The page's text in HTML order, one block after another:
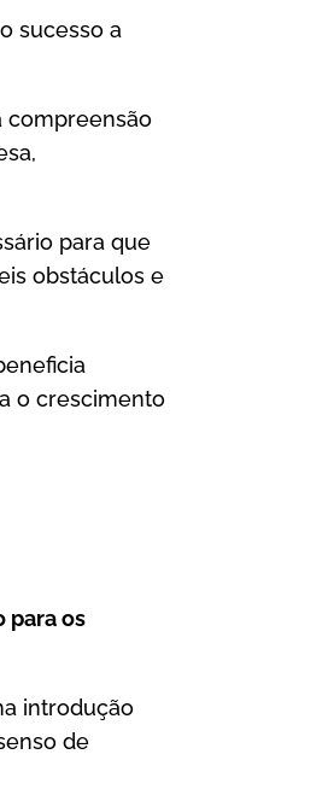
sucesso a
compreensão
para que
obstáculos e
o crescimento
para os
introdução
de